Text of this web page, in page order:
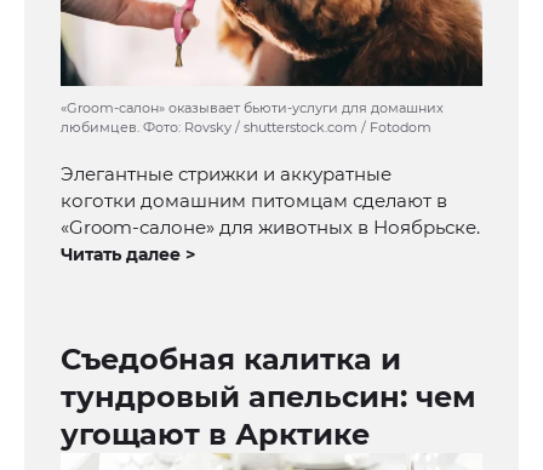
«Groom-салон» оказывает бьюти-услуги для домашних
любимцев. Фото: Rovsky / shutterstock.com / Fotodom
Элегантные стрижки и аккуратные
коготки домашним питомцам сделают в
«Groom-салоне» для животных в Ноябрьске.
Читать далее >
Съедобная калитка и
тундровый апельсин: чем
угощают в Арктике